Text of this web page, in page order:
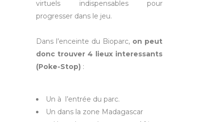
virtuels indispensables pour
progresser dans le jeu.
Dans l’enceinte du Bioparc, on peut
donc trouver 4 lieux interessants
(Poke-Stop) :
Un à l’entrée du parc.
Un dans la zone Madagascar